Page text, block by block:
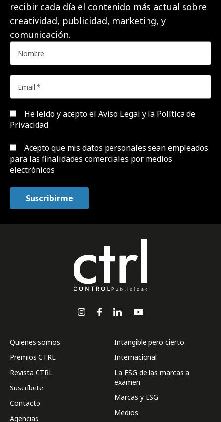
recibir cada día el contenido más actual sobre
creatividad, publicidad, marketing, y
comunicación.
He leído y acepto el Aviso Legal y la Política de
Privacidad
Acepto que mis datos personales sean empleados
para las finalidades comerciales por medios
electrónicos
Quienes somos
Premios CTRL
Revista CTRL
Suscríbete
Contacto
Agencias
Intangible pero cierto
Internacional
La ESG de las marcas a
examen
Marcas y ESG
Medios